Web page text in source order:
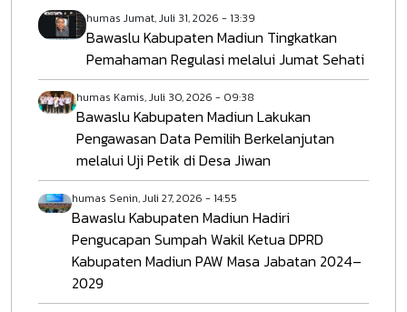
humas Jumat, Juli 31, 2026 - 13:39
Bawaslu Kabupaten Madiun Tingkatkan
Pemahaman Regulasi melalui Jumat Sehati
humas Kamis, Juli 30, 2026 - 09:38
Bawaslu Kabupaten Madiun Lakukan
Pengawasan Data Pemilih Berkelanjutan
melalui Uji Petik di Desa Jiwan
humas Senin, Juli 27, 2026 - 14:55
Bawaslu Kabupaten Madiun Hadiri
Pengucapan Sumpah Wakil Ketua DPRD
Kabupaten Madiun PAW Masa Jabatan 2024–
2029